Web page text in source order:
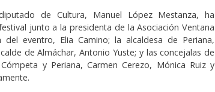
de Cultura, Manuel López Mestanza, ha
junto a la presidenta de la Asociación Ventana
del eventro, Elia Camino; la alcaldesa de Periana,
de Almáchar, Antonio Yuste; y las concejalas de
y Periana, Carmen Cerezo, Mónica Ruiz y